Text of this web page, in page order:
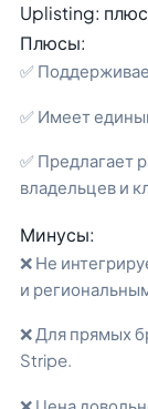
Uplisting:
Плюсы:
✅
✅ Имеет
✅ Предлагает
владельцев и
Минусы:
❌ Не
и
❌ Для прямых
Stripe.
❌ Цена